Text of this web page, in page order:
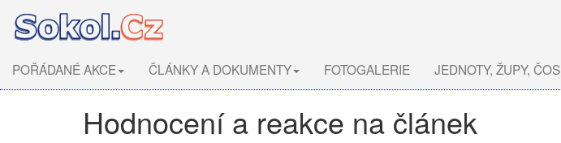
POŘÁDANÉ AKCE ČLÁNKY A DOKUMENTY FOTOGALERIE JEDNOTY, ŽUPY, ČOS
Hodnocení a reakce na článek